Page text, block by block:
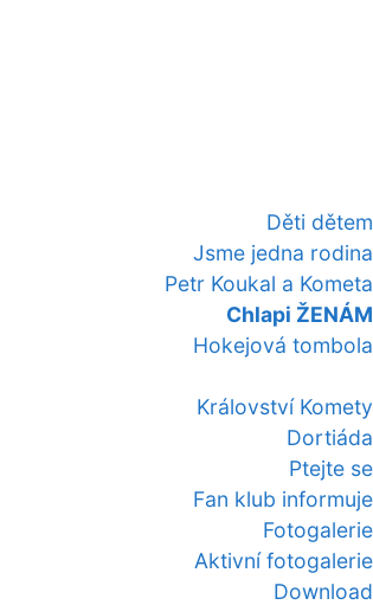
Děti dětem
Jsme jedna rodina
Petr Koukal a Kometa
Chlapi ŽENÁM
Hokejová tombola
Království Komety
Dortiáda
Ptejte se
Fan klub informuje
Fotogalerie
Aktivní fotogalerie
Download